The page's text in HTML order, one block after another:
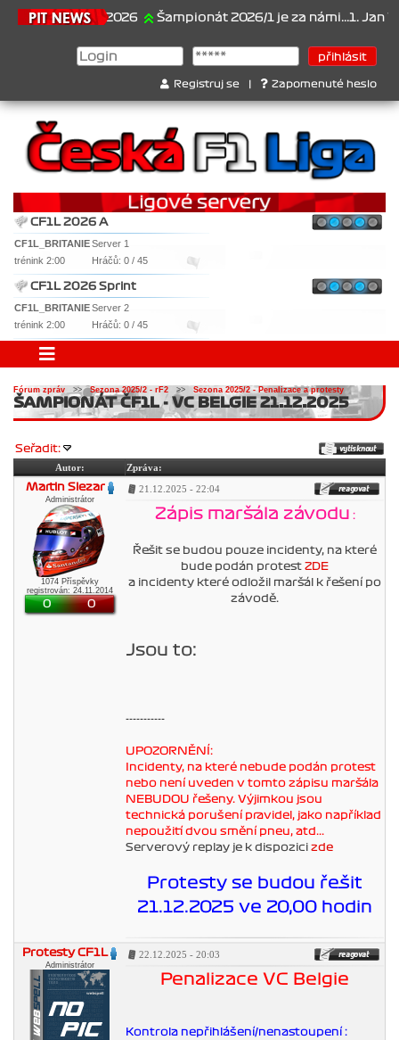
21.6.2026 Šampionát 2026/1 je za námi...1. Jan
Registruj se Zapomenuté heslo
CF1L 2026 A
CF1L_BRITANIEServer 1
trénink 2:00
Hráčů: 0 / 45
CF1L 2026 Sprint
CF1L_BRITANIEServer 2
trénink 2:00
Hráčů: 0 / 45
Fórum zpráv >>Sezona 2025/2 - rF2 >> Sezona 2025/2 - Penalizace a protesty
ŠAMPIONÁT ČF1L - VC BELGIE 21.12.2025
Seřadit:
Autor:
Zpráva:
Martin Slezar
Administrátor
1074 Příspěvky
registrován: 24.11.2014
0 0
21.12.2025 - 22:04
Zápis maršála závodu :
Řešit se budou pouze incidenty, na které
bude podán protest ZDE
a incidenty které odložil maršál k řešení po
závodě.
Jsou to:
-----------
UPOZORNĚNÍ:
Incidenty, na které nebude podán protest
nebo není uveden v tomto zápisu maršála
NEBUDOU řešeny. Výjimkou jsou
technická porušení pravidel, jako například
nepoužití dvou smění pneu, atd...
Serverový replay je k dispozici zde
Protesty se budou řešit
21.12.2025 ve 20,00 hodin
Protesty CF1L
Administrátor
22.12.2025 - 20:03
Penalizace VC Belgie
Kontrola nepřihlášení/nenastoupení :